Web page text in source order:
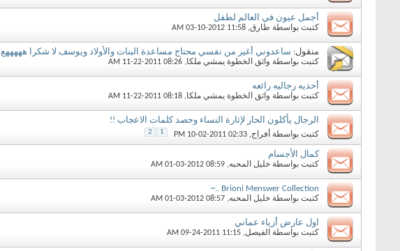
أجمل عيون في العالم لطفل
كتبت بواسطة طارق‏, 03-10-2012 11:58 AM
منقول: ساعدوني أغير من نفسي محتاج مساعدة البنات والأولاد ويوسف لا شكرا هههههع
كتبت بواسطة واثق الخطوة يمشي ملكا‏, 11-22-2011 08:26 AM
أحذيه رجاليه رائعه
كتبت بواسطة واثق الخطوة يمشي ملكا‏, 11-22-2011 08:18 AM
الرجال يأكلون الحار لإثارة النساء وحصد كلمات الاعجاب !!
كتبت بواسطة أفراح‏, 10-02-2011 02:33 PM
1
2
كمال الأجسام
كتبت بواسطة خليل المحبه‏, 01-03-2012 08:59 AM
Brioni Menswer Collection ..~
كتبت بواسطة خليل المحبه‏, 01-03-2012 08:57 AM
اول عارض أزياء عماني
كتبت بواسطة الفيصل‏, 09-24-2011 11:15 AM